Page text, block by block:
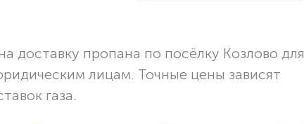
доставку пропана по посёлку Козлово для
лицам. Точные цены зависят
газа.